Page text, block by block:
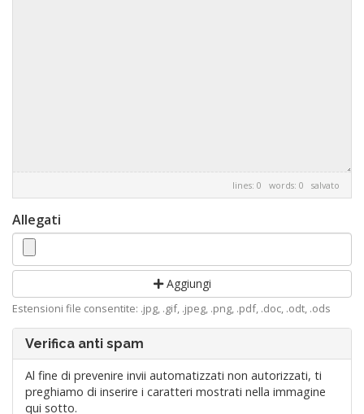
lines: 0 words: 0 salvato
Allegati
Aggiungi
Estensioni file consentite: .jpg, .gif, .jpeg, .png, .pdf, .doc, .odt, .ods
Verifica anti spam
Al fine di prevenire invii automatizzati non autorizzati, ti
preghiamo di inserire i caratteri mostrati nella immagine
qui sotto.